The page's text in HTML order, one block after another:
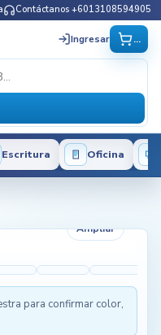
Contáctanos +6013108594905
Ingresar ...
Escritura Oficina
Ampliar
para confirmar color,